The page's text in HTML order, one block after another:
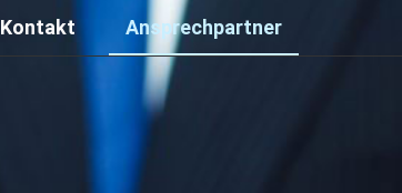
Kontakt Ansprechpartner